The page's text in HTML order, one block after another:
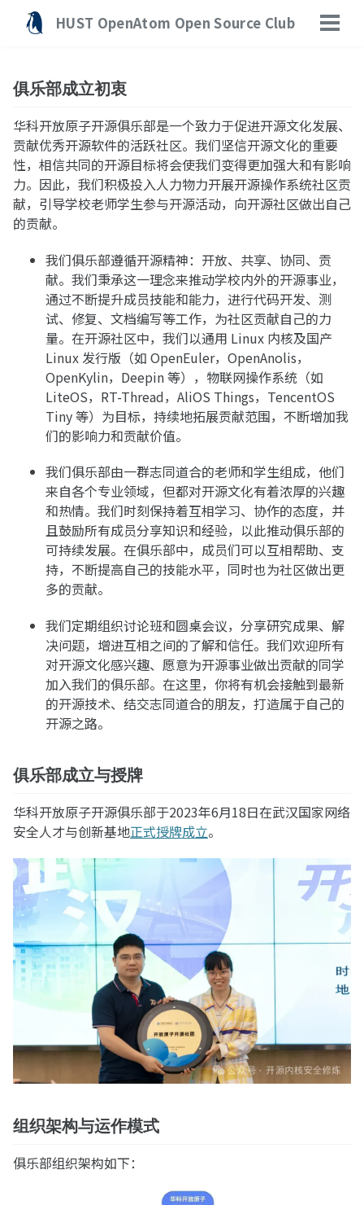
HUST OpenAtom Open Source Club
切
俱乐部成立初衷
华科开放原子开源俱乐部是一个致力于促进开源文化发展、
贡献优秀开源软件的活跃社区。我们坚信开源文化的重要
性，相信共同的开源目标将会使我们变得更加强大和有影响
力。因此，我们积极投入人力物力开展开源操作系统社区贡
献，引导学校老师学生参与开源活动，向开源社区做出自己
的贡献。
我们俱乐部遵循开源精神：开放、共享、协同、贡
献。我们秉承这一理念来推动学校内外的开源事业，
通过不断提升成员技能和能力，进行代码开发、测
试、修复、文档编写等工作，为社区贡献自己的力
量。在开源社区中，我们以通用 Linux 内核及国产
Linux 发行版（如 OpenEuler，OpenAnolis，
OpenKylin，Deepin 等），物联网操作系统（如
LiteOS，RT-Thread，AliOS Things，TencentOS
Tiny 等）为目标，持续地拓展贡献范围，不断增加我
们的影响力和贡献价值。
我们俱乐部由一群志同道合的老师和学生组成，他们
来自各个专业领域，但都对开源文化有着浓厚的兴趣
和热情。我们时刻保持着互相学习、协作的态度，并
且鼓励所有成员分享知识和经验，以此推动俱乐部的
可持续发展。在俱乐部中，成员们可以互相帮助、支
持，不断提高自己的技能水平，同时也为社区做出更
多的贡献。
我们定期组织讨论班和圆桌会议，分享研究成果、解
决问题，增进互相之间的了解和信任。我们欢迎所有
对开源文化感兴趣、愿意为开源事业做出贡献的同学
加入我们的俱乐部。在这里，你将有机会接触到最新
的开源技术、结交志同道合的朋友，打造属于自己的
开源之路。
俱乐部成立与授牌
华科开放原子开源俱乐部于2023年6月18日在武汉国家网络
安全人才与创新基地正式授牌成立。
组织架构与运作模式
俱乐部组织架构如下：